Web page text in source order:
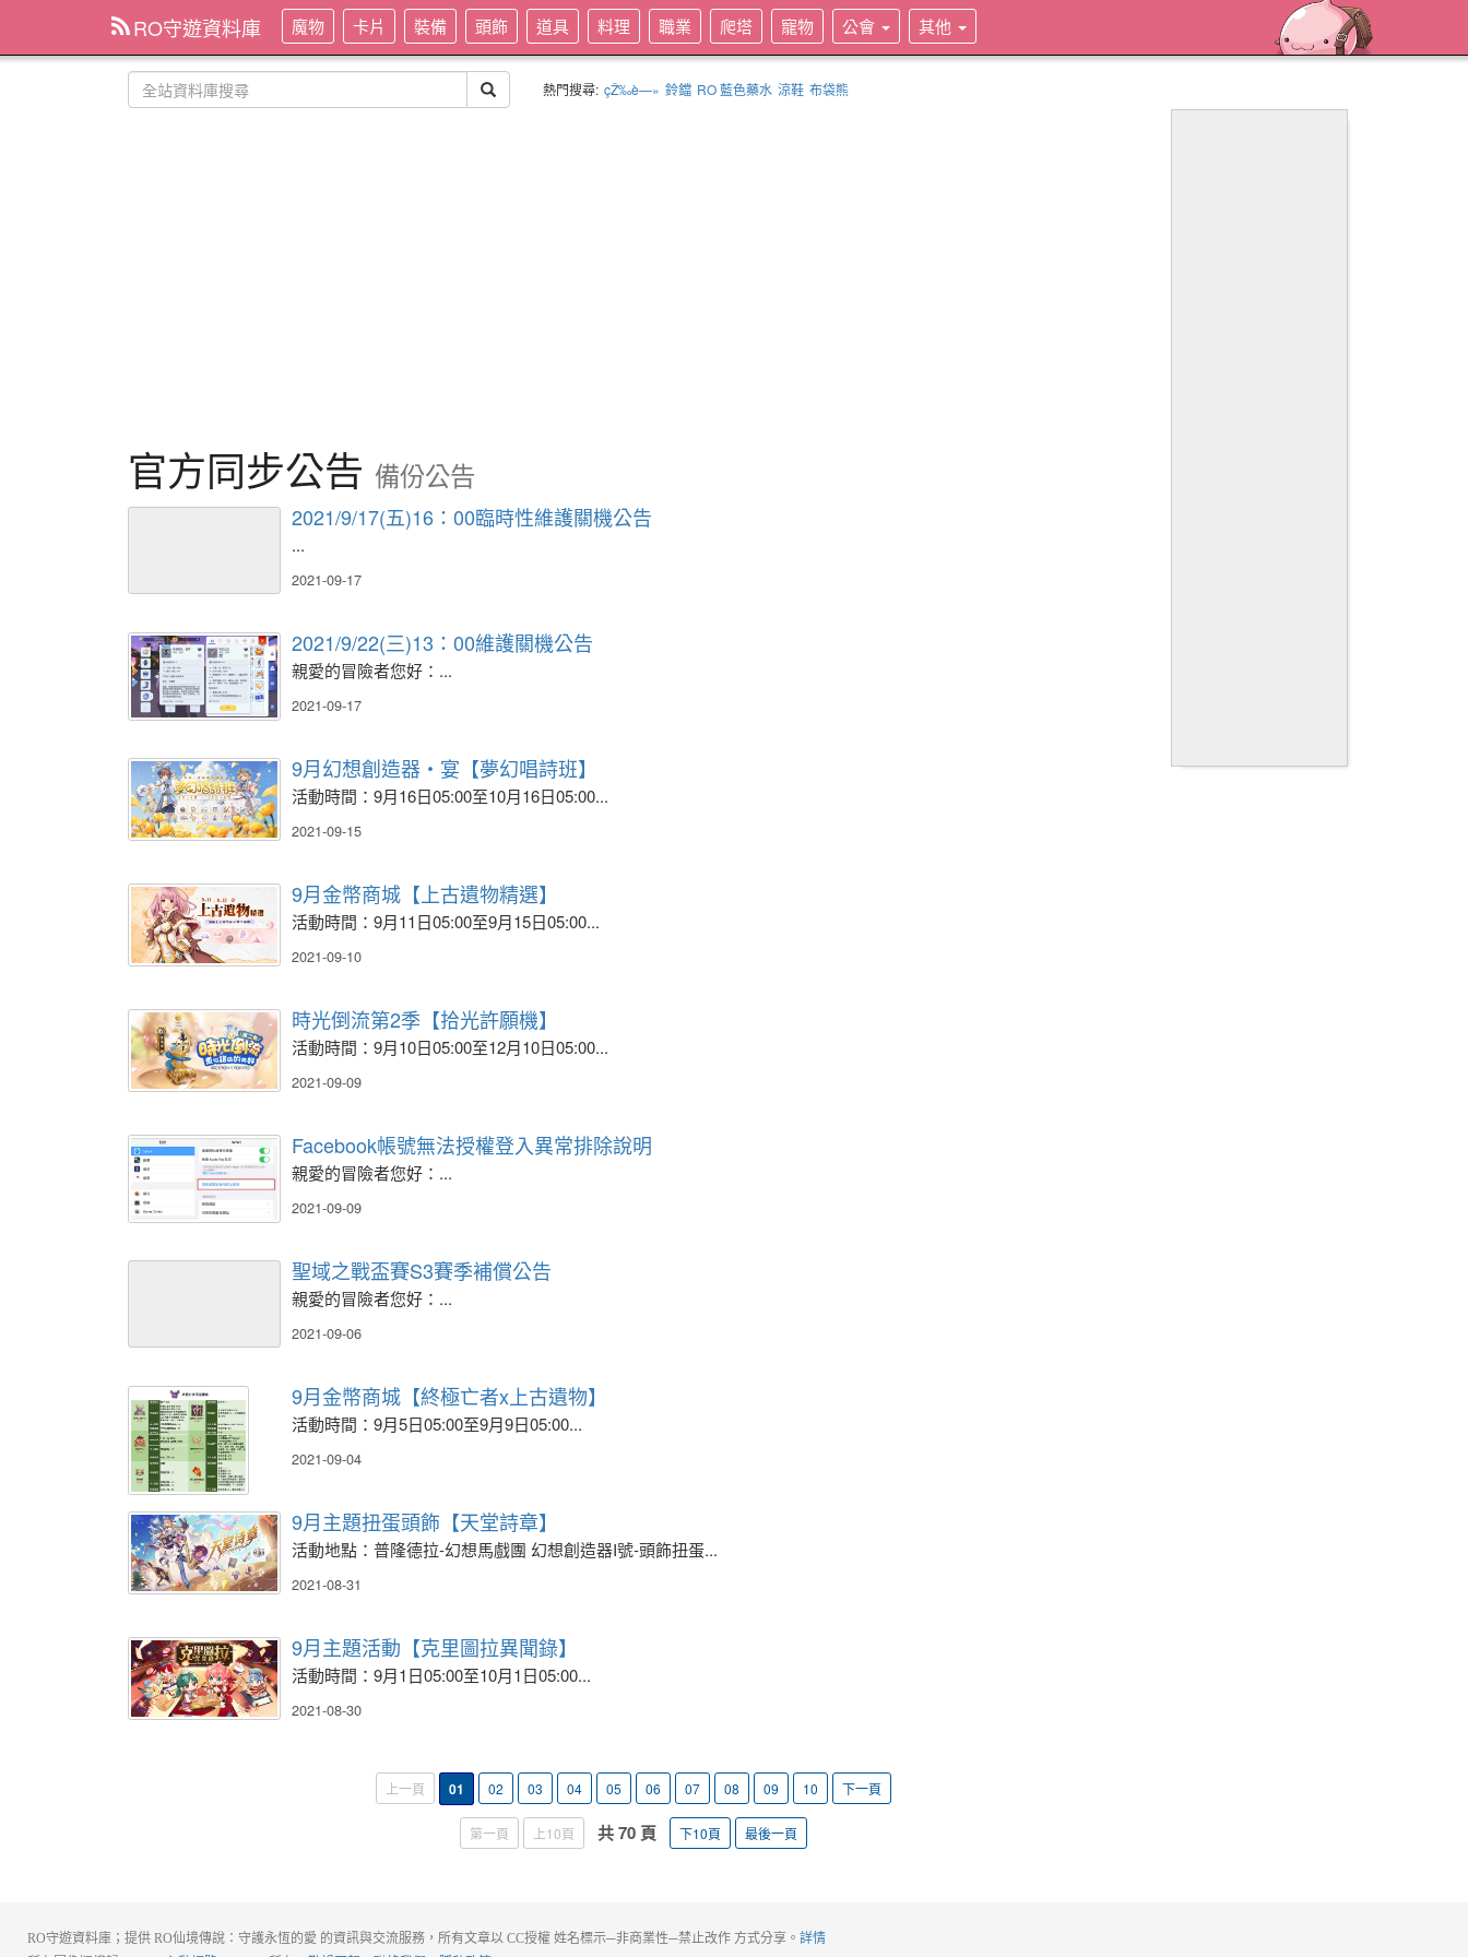
RO守遊資料庫 魔物 卡片 裝備 頭飾 道具 料理 職業 爬塔 寵物 公會 其他
熱門搜尋: çŽ‰è—» 鈴鐺 RO 藍色藥水 涼鞋 布袋熊
官方同步公告 備份公告
2021/9/17(五)16：00臨時性維護關機公告
...
2021-09-17
2021/9/22(三)13：00維護關機公告
親愛的冒險者您好：...
2021-09-17
9月幻想創造器‧宴【夢幻唱詩班】
活動時間：9月16日05:00至10月16日05:00...
2021-09-15
9月金幣商城【上古遺物精選】
活動時間：9月11日05:00至9月15日05:00...
2021-09-10
時光倒流第2季【拾光許願機】
活動時間：9月10日05:00至12月10日05:00...
2021-09-09
Facebook帳號無法授權登入異常排除說明
親愛的冒險者您好：...
2021-09-09
聖域之戰盃賽S3賽季補償公告
親愛的冒險者您好：...
2021-09-06
9月金幣商城【終極亡者x上古遺物】
活動時間：9月5日05:00至9月9日05:00...
2021-09-04
9月主題扭蛋頭飾【天堂詩章】
活動地點：普隆德拉-幻想馬戲團 幻想創造器I號-頭飾扭蛋...
2021-08-31
9月主題活動【克里圖拉異聞錄】
活動時間：9月1日05:00至10月1日05:00...
2021-08-30
上一頁 01 02 03 04 05 06 07 08 09 10 下一頁
第一頁 上10頁 共 70 頁 下10頁 最後一頁
RO守遊資料庫；提供 RO仙境傳說：守護永恆的愛 的資訊與交流服務，所有文章以 CC授權 姓名標示─非商業性─禁止改作 方式分享。 詳情